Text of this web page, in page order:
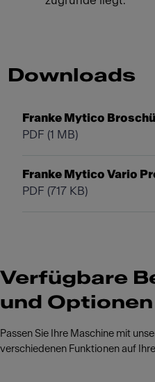
Downloads
Franke Mytico
PDF (1 MB)
Franke Mytico Vario
PDF (717 KB)
Verfügbare
und Optionen
Passen Sie Ihre Maschine mit
verschiedenen Funktionen auf